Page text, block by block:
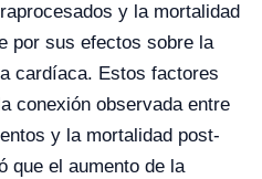
y la mortalidad
por sus efectos sobre la
cardíaca. Estos factores
conexión observada entre
y la mortalidad post-
que el aumento de la